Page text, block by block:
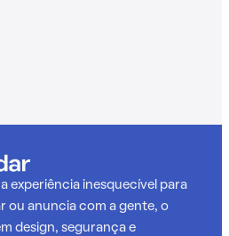
experiência inesquecível para
ou anuncia com a gente, o
design, segurança e